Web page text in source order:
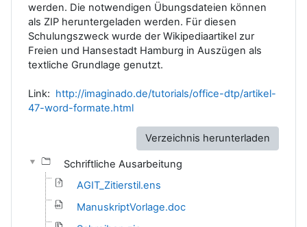
werden. Die notwendigen Übungsdateien können
als ZIP heruntergeladen werden. Für diesen
Schulungszweck wurde der Wikipediaartikel zur
Freien und Hansestadt Hamburg in Auszügen als
textliche Grundlage genutzt.
Link: http://imaginado.de/tutorials/office-dtp/artikel-
47-word-formate.html
Verzeichnis herunterladen
Schriftliche Ausarbeitung
AGIT_Zitierstil.ens
ManuskriptVorlage.doc